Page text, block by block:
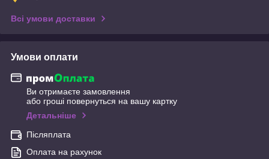
Всі умови доставки
Умови оплати
Ви отримаєте замовлення
або гроші повернуться на вашу картку
Детальніше
Післяплата
Оплата на рахунок